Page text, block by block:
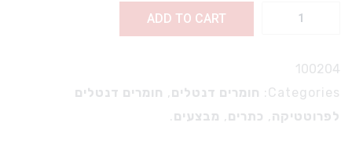
ADD TO CART
100204
Categories: חומרים דנטלים,חומרים דנטלים
לפרוטטיקה,כתרים,מבצעים.